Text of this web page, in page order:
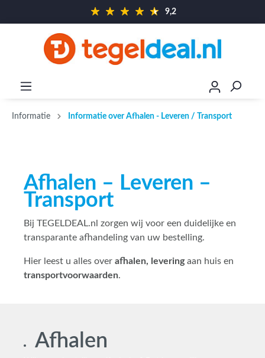
9,2
Informatie Informatie over Afhalen - Leveren / Transport
Afhalen – Leveren –
Transport
Bij TEGELDEAL.nl zorgen wij voor een duidelijke en
transparante afhandeling van uw bestelling.
Hier leest u alles over afhalen, leveringaan huis en
transportvoorwaarden.
Afhalen